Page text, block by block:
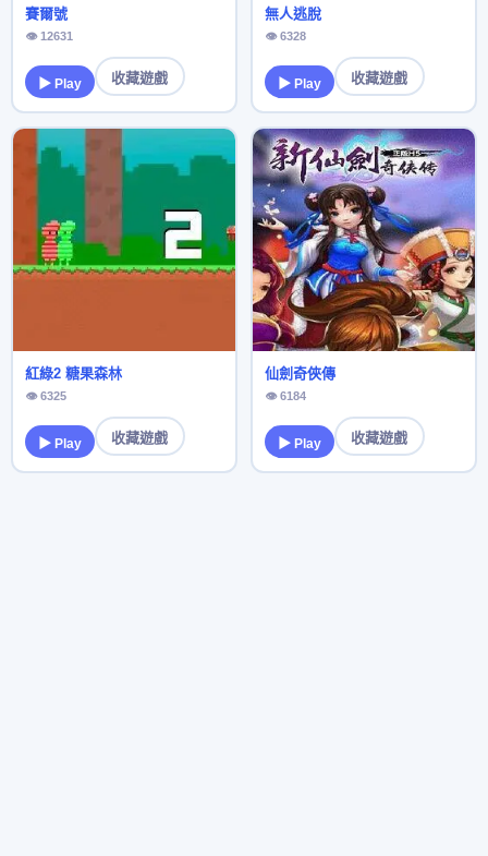
賽爾號
👁 12631
▶ Play 收藏遊戲
無人逃脫
👁 6328
▶ Play 收藏遊戲
紅綠2 糖果森林
👁 6325
▶ Play 收藏遊戲
仙劍奇俠傳
👁 6184
▶ Play 收藏遊戲